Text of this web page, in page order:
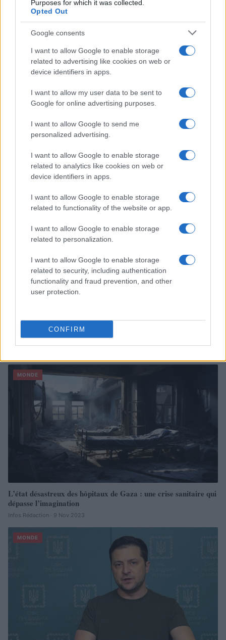
Purposes for which it was collected.
Opted Out
Google consents
I want to allow Google to enable storage
related to advertising like cookies on web or
device identifiers in apps.
I want to allow my user data to be sent to
Google for online advertising purposes.
I want to allow Google to send me
personalized advertising.
I want to allow Google to enable storage
related to analytics like cookies on web or
device identifiers in apps.
I want to allow Google to enable storage
related to functionality of the website or app.
I want to allow Google to enable storage
related to personalization.
I want to allow Google to enable storage
related to security, including authentication
functionality and fraud prevention, and other
user protection.
CONFIRM
À lire aussi
Le Kazakhstan poursuit ses réformes sociétales à marche
forcée
MONDE
L’état désastreux des hôpitaux de Gaza : une crise sanitaire qui
dépasse l’imagination
Infos Rédaction · 9 Nov 2023
MONDE